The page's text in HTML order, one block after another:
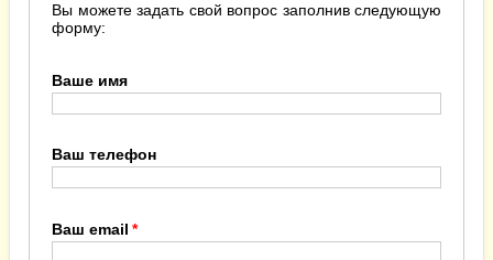
Вы можете задать свой вопрос заполнив следующую
форму:
Ваше имя
Ваш телефон
Ваш email